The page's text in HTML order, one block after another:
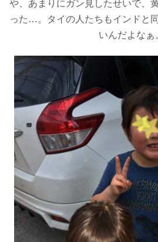
や、あまりにガン見したせいで、
った…。タイの人たちもインドと
いんだよなぁ